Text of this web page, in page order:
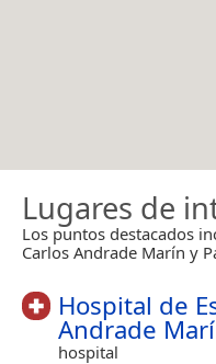
Lugares de
Los puntos destacados
Carlos Andrade Marín y
Hospital de
Andrade
hospital